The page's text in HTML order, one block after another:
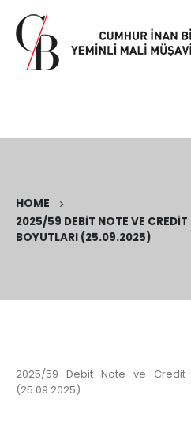
HOME
2025/59 DEBIT NOTE VE CREDIT
BOYUTLARI (25.09.2025)
2025/59 Debit Note ve Credit
(25.09.2025)